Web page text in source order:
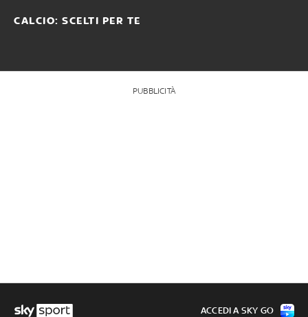
CALCIO: SCELTI PER TE
PUBBLICITÀ
ACCEDI A SKY GO